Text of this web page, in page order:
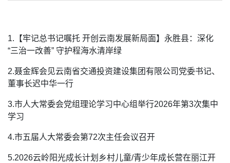
1.【牢记总书记嘱托 开创云南发展新局面】永胜县：深化
“三治一改善” 守护程海水清岸绿
2.聂金辉会见云南省交通投资建设集团有限公司党委书记、
董事长迟中华一行
3.市人大常委会党组理论学习中心组举行2026年第3次集中
学习
4.市五届人大常委会第72次主任会议召开
5.2026云岭阳光成长计划乡村儿童/青少年成长营在丽江开